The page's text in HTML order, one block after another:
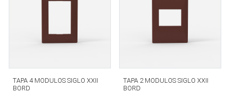
TAPA 4 MODULOS SIGLO XXII
BORD
TAPA 2 MODULOS SIGLO XXII
BORD